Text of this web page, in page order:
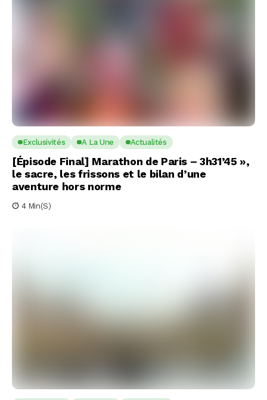
Exclusivités A La Une Actualités
[Épisode Final] Marathon de Paris – 3h31’45 »,
le sacre, les frissons et le bilan d’une
aventure hors norme
4 Min(s)